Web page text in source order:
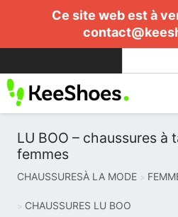
Ce site web est à
LU BOO – chaussures à
femmes
CHAUSSURESÀ LA MODE
CHAUSSURES LU BOO